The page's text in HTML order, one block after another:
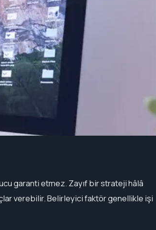
garanti etmez. Zayıf bir strateji hâlâ
verebilir. Belirleyici faktör genellikle işi